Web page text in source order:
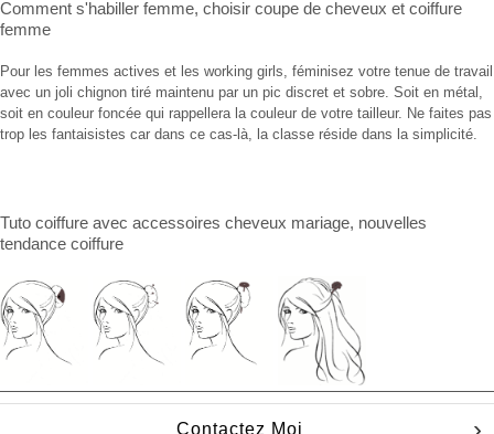
Comment s'habiller femme, choisir coupe de cheveux et coiffure
femme
Pour les femmes actives et les working girls, féminisez votre tenue de travail
avec un joli chignon tiré maintenu par un pic discret et sobre. Soit en métal,
soit en couleur foncée qui rappellera la couleur de votre tailleur. Ne faites pas
trop les fantaisistes car dans ce cas-là, la classe réside dans la simplicité.
Tuto coiffure avec accessoires cheveux mariage, nouvelles
tendance coiffure
Contactez Moi